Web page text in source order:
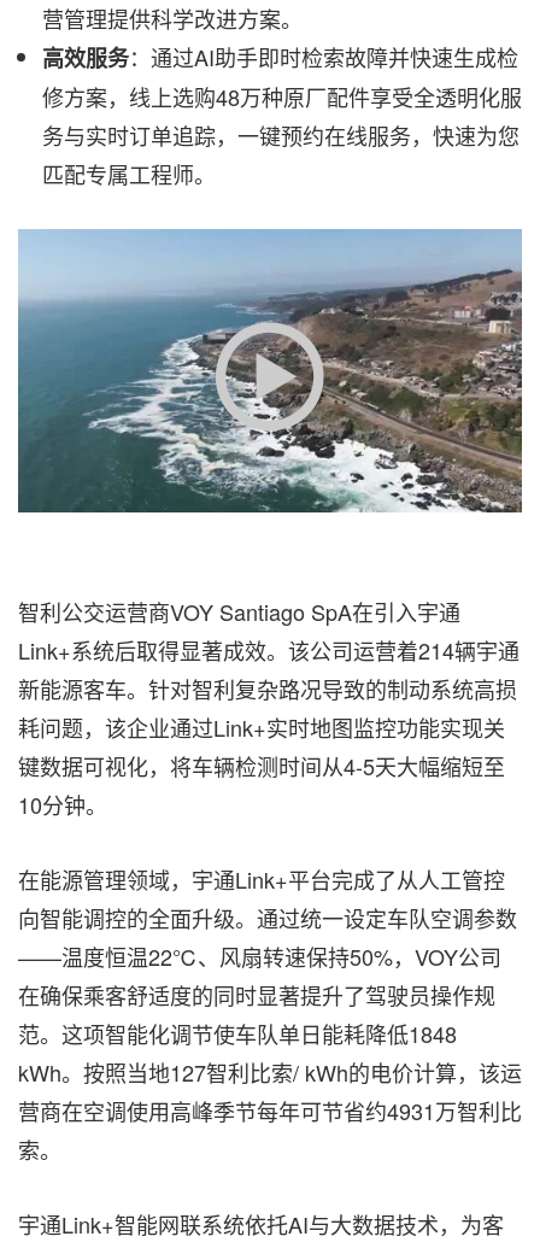
营管理提供科学改进方案。
高效服务：通过AI助手即时检索故障并快速生成检
修方案，线上选购48万种原厂配件享受全透明化服
务与实时订单追踪，一键预约在线服务，快速为您
匹配专属工程师。
智利公交运营商VOY Santiago SpA在引入宇通
Link+系统后取得显著成效。该公司运营着214辆宇通
新能源客车。针对智利复杂路况导致的制动系统高损
耗问题，该企业通过Link+实时地图监控功能实现关
键数据可视化，将车辆检测时间从4-5天大幅缩短至
10分钟。
在能源管理领域，宇通Link+平台完成了从人工管控
向智能调控的全面升级。通过统一设定车队空调参数
——温度恒温22℃、风扇转速保持50%，VOY公司
在确保乘客舒适度的同时显著提升了驾驶员操作规
范。这项智能化调节使车队单日能耗降低1848
kWh。按照当地127智利比索/ kWh的电价计算，该运
营商在空调使用高峰季节每年可节省约4931万智利比
索。
宇通Link+智能网联系统依托AI与大数据技术，为客